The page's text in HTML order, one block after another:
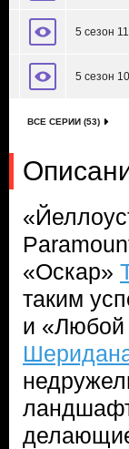
5 сезон
5 сезон
ВСЕ СЕРИИ (53)
«Оскар»
таким
и «Любой